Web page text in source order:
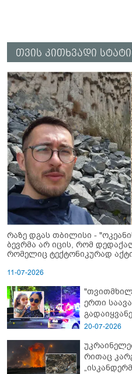
თვის კითხვადი
რაზე დგას თბილისი -
ბევრმა არ იცის, რომ
რომელიც ტექტონიკურად
11-07-2026
ერთი
- გორში
20-07-2026
რითაც